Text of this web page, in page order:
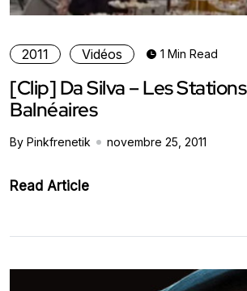
2011 Vidéos 1 Min Read
[Clip] Da Silva – Les Stations
Balnéaires
By Pinkfrenetik novembre 25, 2011
Read Article